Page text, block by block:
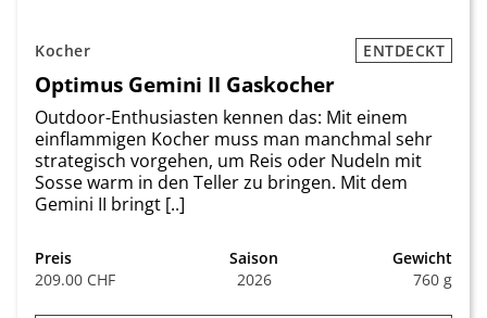
Kocher ENTDECKT
Optimus Gemini II Gaskocher
Outdoor-Enthusiasten kennen das: Mit einem
einflammigen Kocher muss man manchmal sehr
strategisch vorgehen, um Reis oder Nudeln mit
Sosse warm in den Teller zu bringen. Mit dem
Gemini II bringt [..]
Preis
209.00 CHF
Saison
2026
Gewicht
760 g